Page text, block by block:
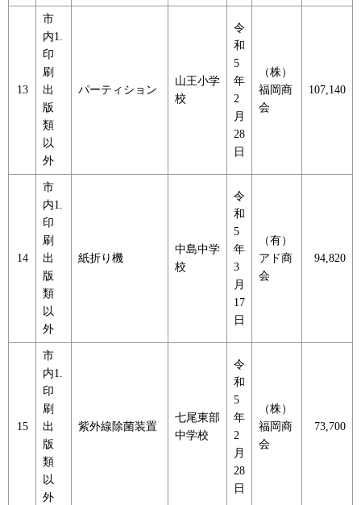
13
市
内1.
印
刷
出
版
類
以
外
パーティション
山王小学
校
令
和
5
年
2
月
28
日
（株）
福岡商
会
107,140
14
市
内1.
印
刷
出
版
類
以
外
紙折り機
中島中学
校
令
和
5
年
3
月
17
日
（有）
アド商
会
94,820
15
市
内1.
印
刷
出
版
類
以
外
紫外線除菌装置
七尾東部
中学校
令
和
5
年
2
月
28
日
（株）
福岡商
会
73,700